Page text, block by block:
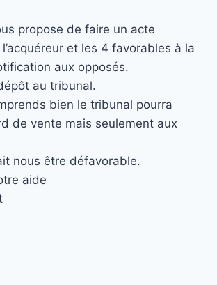
propose de faire un acte
et les 4 favorables à la
aux opposés.
au tribunal.
bien le tribunal pourra
de vente mais seulement aux
nous être défavorable.
aide